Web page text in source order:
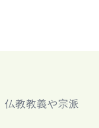
仏教教義や宗派